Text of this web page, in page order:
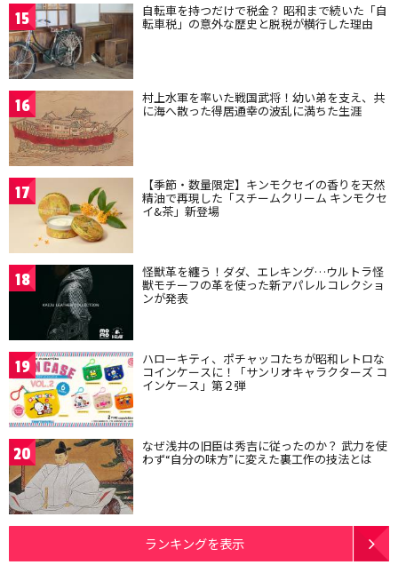
15 自転車を持つだけで税金？ 昭和まで続いた「自
転車税」の意外な歴史と脱税が横行した理由
16 村上水軍を率いた戦国武将！幼い弟を支え、共
に海へ散った得居通幸の波乱に満ちた生涯
17 【季節・数量限定】キンモクセイの香りを天然
精油で再現した「スチームクリーム キンモクセ
イ&茶」新登場
18 怪獣革を纏う！ダダ、エレキング…ウルトラ怪
獣モチーフの革を使った新アパレルコレクショ
ンが発表
19 ハローキティ、ポチャッコたちが昭和レトロな
コインケースに！「サンリオキャラクターズ コ
インケース」第２弾
20 なぜ浅井の旧臣は秀吉に従ったのか？ 武力を使
わず“自分の味方”に変えた裏工作の技法とは
ランキングを表示